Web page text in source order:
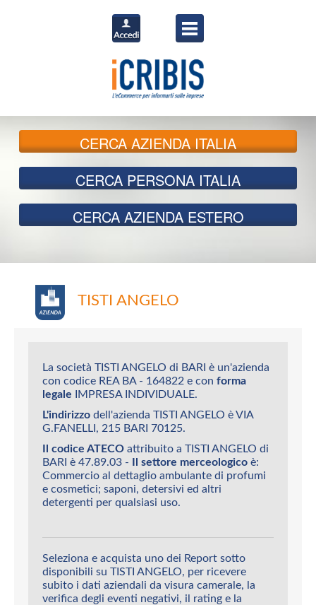
CERCAAZIENDA ITALIA
CERCA PERSONA ITALIA
CERCA AZIENDA ESTERO
TISTI ANGELO
La società TISTI ANGELO di BARI è un'azienda
con codice REA BA - 164822 e con forma
legale IMPRESA INDIVIDUALE.
L'indirizzo dell'azienda TISTI ANGELO è VIA
G.FANELLI, 215 BARI 70125.
Il codice ATECO attribuito a TISTI ANGELO di
BARI è 47.89.03 - Il settore merceologico è:
Commercio al dettaglio ambulante di profumi
e cosmetici; saponi, detersivi ed altri
detergenti per qualsiasi uso.
Seleziona e acquista uno dei Report sotto
disponibili su TISTI ANGELO, per ricevere
subito i dati aziendali da visura camerale, la
verifica degli eventi negativi, il rating e la